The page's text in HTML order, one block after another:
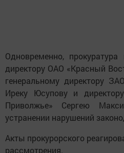
Одновременно,
директору ОАО «Красный
генеральному директору
Иреку Юсупову и
Приволжье» Сергею
устранении нарушений
Акты прокурорского
рассмотрения.